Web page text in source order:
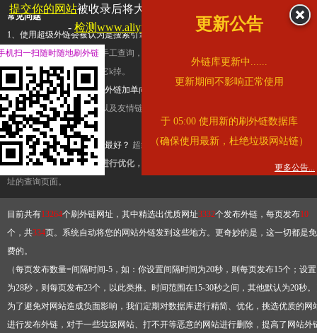
常见问题
1、使用超级外链会被认为是搜索引擎优化作弊吗？ 超级外链只是一个简便而集成
查询工具，模拟的是正常手工查询，不是作弊。如果是作弊，那您可以使用超级外
推广竞争对手的网址，让它k掉。
2、网站优化单纯依靠超级外链加单向链接可行吗？
链，需要结合普通的外链以及友情链接，您可以到站长论坛发布外链，到友情链接
台交换友情链接。
3、如何使用超级外链效果最好？ 超级外链不同于普通的外链，它是动态的链接，
有频繁使用超级外链工具进行优化，才能获得稳定的外链
，最终使搜索引擎收录带
址的查询页面。
目前共有13264个刷外链网址，其中精选出优质网址3332个发布外链，每页发布10
个，共334页。系统自动将您的网站外链发到这些地方。更奇妙的是，这一切都是免
费的。
（每页发布数量=间隔时间-5，如：你设置间隔时间为20秒，则每页发布15个；设置
为28秒，则每页发布23个，以此类推。时间范围在15-30秒之间，其他默认为20秒
为了避免对网站造成负面影响，我们定期对数据库进行精简、优化，挑选优质的网
进行发布外链，对于一些垃圾网站、打不开等恶意的网站进行删除，提高了网站外
提交你的网站被收录后将大幅提升流量和外链，
查看展示页面
- 检测www.aliyundrive.com是否收录
更新公告
外链库更新中......
更新期间不影响正常使用
于 05:00 使用新的刷外链数据库
（确保使用最新，杜绝垃圾网站链）
更多公告...
机扫一扫随时随地刷外链